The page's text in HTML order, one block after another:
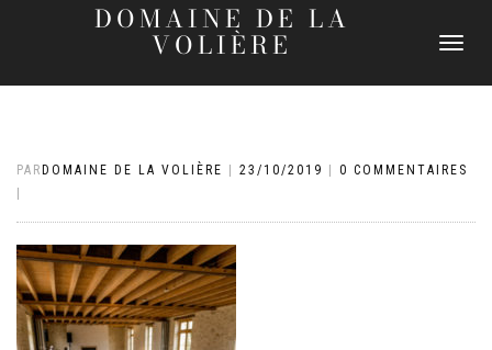
DOMAINE DE LA
VOLIÈRE
DÉPLIER
PAR DOMAINE DE LA VOLIÈRE 23/10/2019
0 COMMENTAIRES